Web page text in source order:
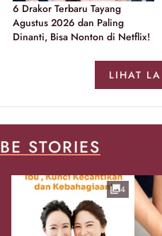
6 Drakor Terbaru Tayang
Agustus 2026 dan Paling
Dinanti, Bisa Nonton di Netflix!
LIHAT
BE STORIES
4